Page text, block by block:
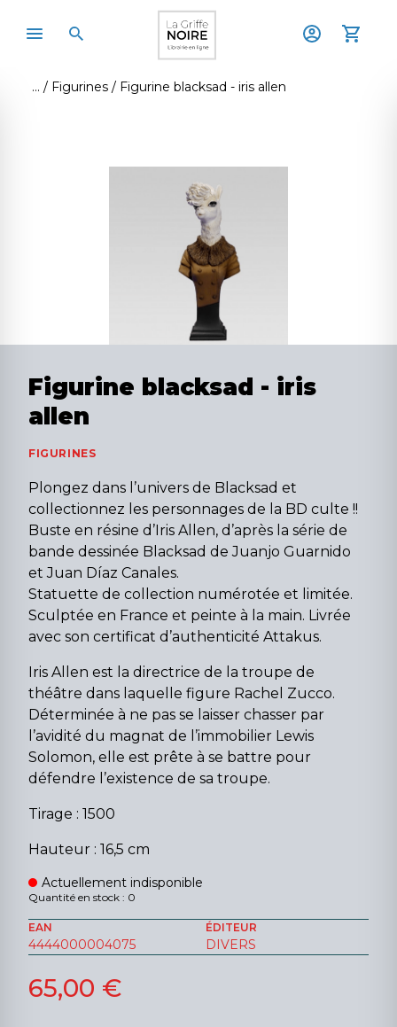
Figurines Figurine blacksad - iris allen
Figurine blacksad - iris
allen
FIGURINES
Plongez dans l’univers de Blacksad et
collectionnez les personnages de la BD culte !!
Buste en résine d’Iris Allen, d’après la série de
bande dessinée Blacksad de Juanjo Guarnido
et Juan Díaz Canales.
Statuette de collection numérotée et limitée.
Sculptée en France et peinte à la main. Livrée
avec son certificat d’authenticité Attakus.
Iris Allen est la directrice de la troupe de
théâtre dans laquelle figure Rachel Zucco.
Déterminée à ne pas se laisser chasser par
l’avidité du magnat de l’immobilier Lewis
Solomon, elle est prête à se battre pour
défendre l’existence de sa troupe.
Tirage : 1500
Hauteur : 16,5 cm
Actuellement indisponible
Quantité en stock : 0
EAN
4444000004075
ÉDITEUR
DIVERS
65,00 €